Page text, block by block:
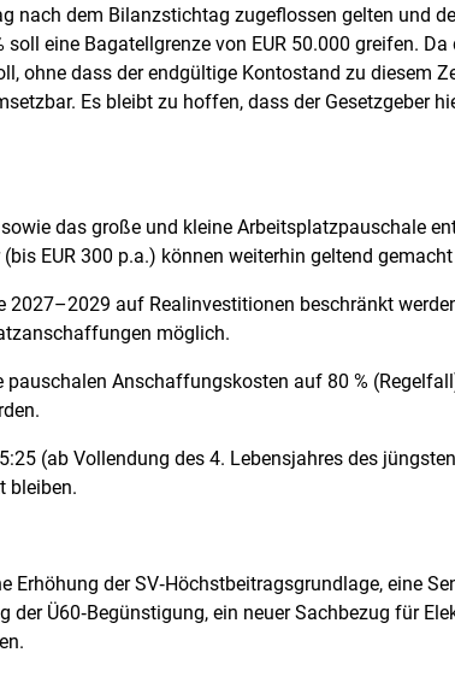
nach dem Bilanzstichtag zugeflossen gelten und
eine Bagatellgrenze von EUR 50.000 greifen.
ohne dass der endgültige Kontostand zu diesem
Es bleibt zu hoffen, dass der Gesetzgeber
das große und kleine Arbeitsplatzpauschale
EUR 300 p.a.) können weiterhin geltend gemacht
auf Realinvestitionen beschränkt
möglich.
Anschaffungskosten auf 80 %
(ab Vollendung des 4. Lebensjahres des
bleiben.
Erhöhung der SV‑Höchstbeitragsgrundlage, eine
Ü60‑Begünstigung, ein neuer Sachbezug für